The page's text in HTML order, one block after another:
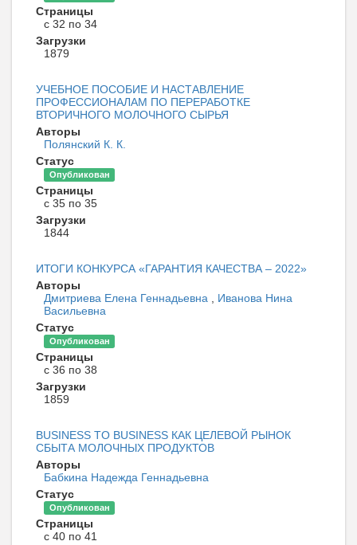
Страницы
с 32 по 34
Загрузки
1879
УЧЕБНОЕ ПОСОБИЕ И НАСТАВЛЕНИЕ
ПРОФЕССИОНАЛАМ ПО ПЕРЕРАБОТКЕ
ВТОРИЧНОГО МОЛОЧНОГО СЫРЬЯ
Авторы
Полянский К. К.
Статус
Опубликован
Страницы
с 35 по 35
Загрузки
1844
ИТОГИ КОНКУРСА «ГАРАНТИЯ КАЧЕСТВА – 2022»
Авторы
Дмитриева Елена Геннадьевна
Иванова Нина
Васильевна
Статус
Опубликован
Страницы
с 36 по 38
Загрузки
1859
BUSINESS TO BUSINESS КАК ЦЕЛЕВОЙ РЫНОК
СБЫТА МОЛОЧНЫХ ПРОДУКТОВ
Авторы
Бабкина Надежда Геннадьевна
Статус
Опубликован
Страницы
с 40 по 41